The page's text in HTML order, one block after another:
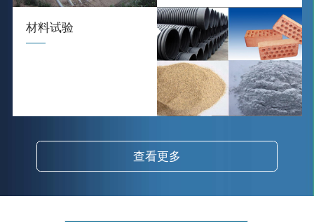
材料试验
查看更多